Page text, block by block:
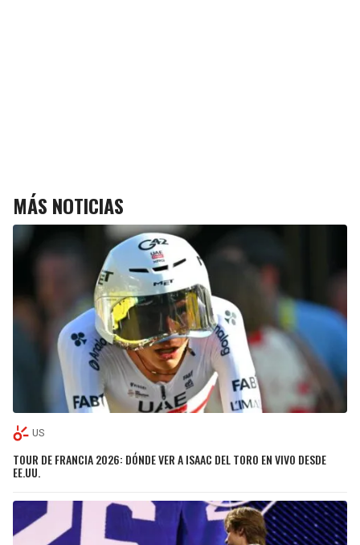
MÁS NOTICIAS
US
TOUR DE FRANCIA 2026: DÓNDE VER A ISAAC DEL TORO EN VIVO DESDE
EE.UU.